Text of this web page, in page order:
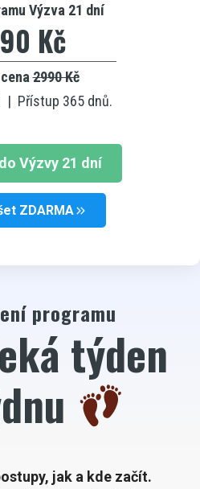
Výzva 21 dní
Kč
cena2990 Kč
| Přístup 365 dnů.
Výzvy 21 dní
ZDARMA
programu
týden
jak a kde začít.